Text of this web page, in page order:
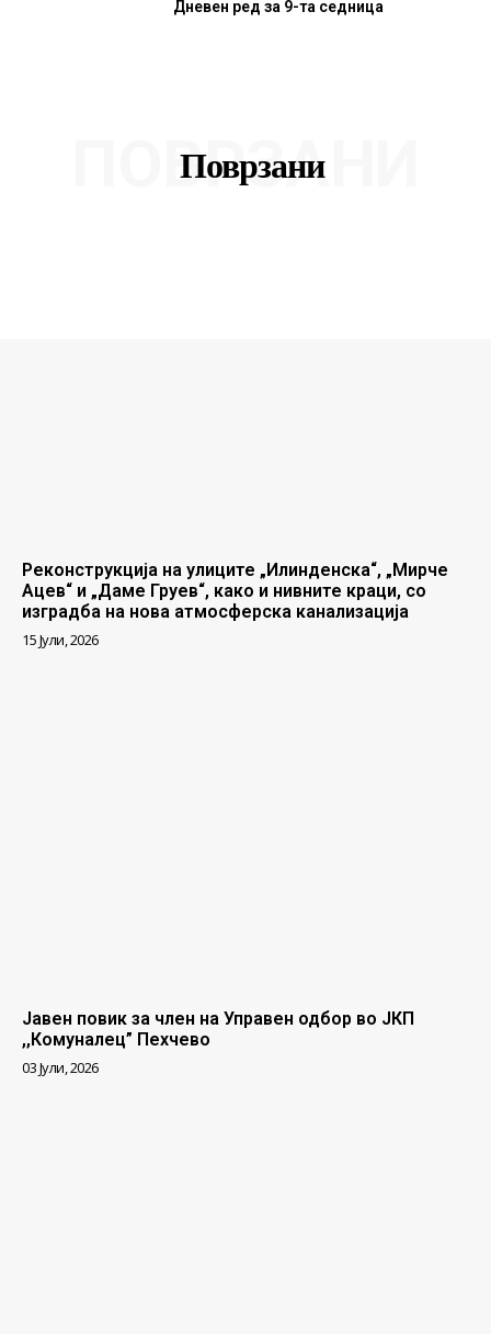
Дневен ред за 9-та седница
Поврзани
ПОВРЗАНИ
Реконструкција на улиците „Илинденска“, „Мирче
Ацев“ и „Даме Груев“, како и нивните краци, со
изградба на нова атмосферска канализација
15 Јули, 2026
Јавен повик за член на Управен одбор во ЈКП
,,Комуналец” Пехчево
03 Јули, 2026